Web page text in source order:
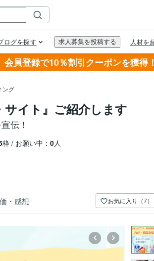
会員登録で10％割引クーポンを獲得！
ング
イト』ご紹介します
伝！
枠 / お願い中： 0人
・感想 お気に入り（7）